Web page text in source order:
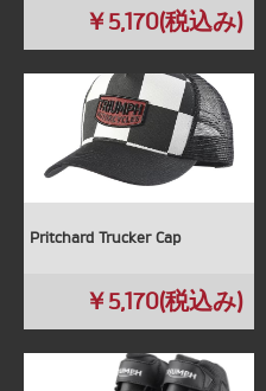
￥5,170(税込み)
Pritchard Trucker Cap
￥5,170(税込み)